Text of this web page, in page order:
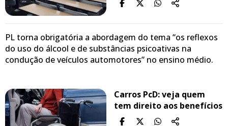
PL torna obrigatória a abordagem do tema “os reflexos
do uso do álcool e de substâncias psicoativas na
condução de veículos automotores” no ensino médio.
Carros PcD: veja quem
tem direito aos benefícios